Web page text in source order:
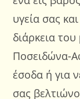
υγεία σας
διάρκεια
Ποσειδώνα-
έσοδα ή για
σας